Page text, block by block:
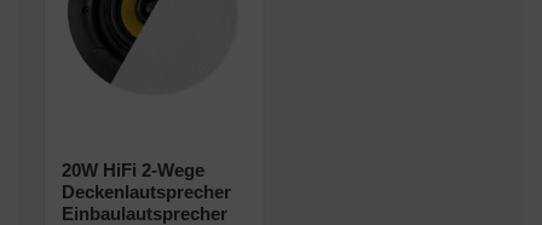
20W HiFi 2-Wege
Deckenlautsprecher
Einbaulautsprecher